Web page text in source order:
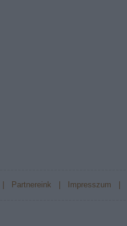
Partnereink Impresszum